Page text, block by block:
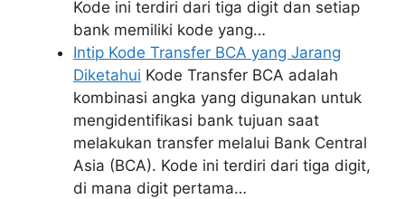
Kode ini terdiri dari tiga digit dan setiap
bank memiliki kode yang…
Intip Kode Transfer BCA yang Jarang
Diketahui Kode Transfer BCA adalah
kombinasi angka yang digunakan untuk
mengidentifikasi bank tujuan saat
melakukan transfer melalui Bank Central
Asia (BCA). Kode ini terdiri dari tiga digit,
di mana digit pertama…